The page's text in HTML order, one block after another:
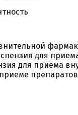
для
для приема